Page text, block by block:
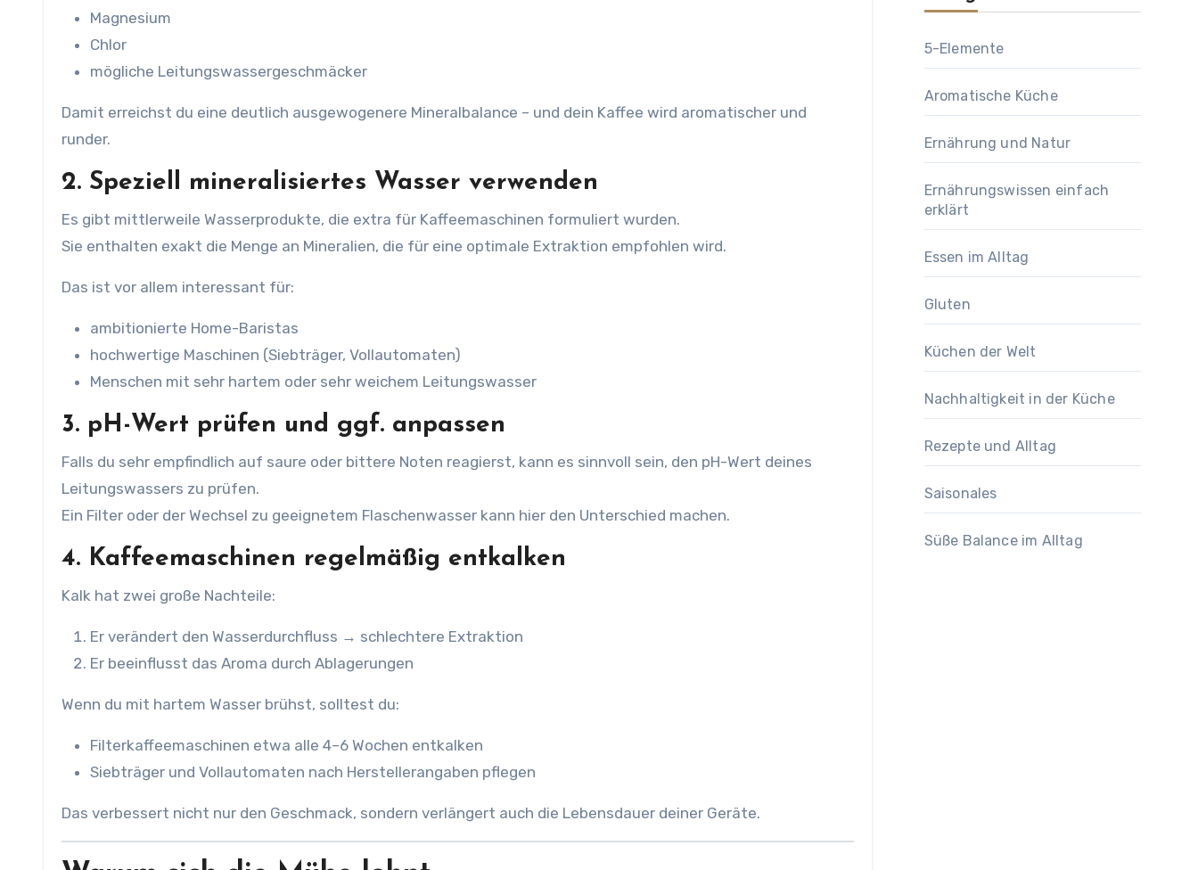
Magnesium
Chlor
mögliche Leitungswassergeschmäcker
Damit erreichst du eine deutlich ausgewogenere Mineralbalance – und dein Kaffee wird aromatischer und
runder.
2. Speziell mineralisiertes Wasser verwenden
Es gibt mittlerweile Wasserprodukte, die extra für Kaffeemaschinen formuliert wurden.
Sie enthalten exakt die Menge an Mineralien, die für eine optimale Extraktion empfohlen wird.
Das ist vor allem interessant für:
ambitionierte Home-Baristas
hochwertige Maschinen (Siebträger, Vollautomaten)
Menschen mit sehr hartem oder sehr weichem Leitungswasser
3. pH-Wert prüfen und ggf. anpassen
Falls du sehr empfindlich auf saure oder bittere Noten reagierst, kann es sinnvoll sein, den pH-Wert deines
Leitungswassers zu prüfen.
Ein Filter oder der Wechsel zu geeignetem Flaschenwasser kann hier den Unterschied machen.
4. Kaffeemaschinen regelmäßig entkalken
Kalk hat zwei große Nachteile:
Er verändert den Wasserdurchfluss → schlechtere Extraktion
Er beeinflusst das Aroma durch Ablagerungen
Wenn du mit hartem Wasser brühst, solltest du:
Filterkaffeemaschinen etwa alle 4–6 Wochen entkalken
Siebträger und Vollautomaten nach Herstellerangaben pflegen
Das verbessert nicht nur den Geschmack, sondern verlängert auch die Lebensdauer deiner Geräte.
5-Elemente
Aromatische Küche
Ernährung und Natur
Ernährungswissen einfach
erklärt
Essen im Alltag
Gluten
Küchen der Welt
Nachhaltigkeit in der Küche
Rezepte und Alltag
Saisonales
Süße Balance im Alltag